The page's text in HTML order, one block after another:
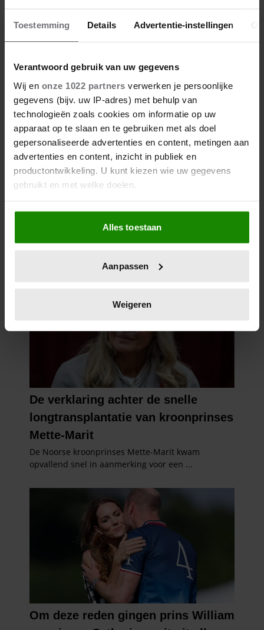
Toestemming Details Advertentie-instellingen
Verantwoord gebruik van uw gegevens
Wij en onze 1022 partners verwerken je persoonlijke
gegevens (bijv. uw IP-adres) met behulp van
technologieën zoals cookies om informatie op uw
apparaat op te slaan en te gebruiken met als doel
gepersonaliseerde advertenties en content, metingen aan
advertenties en content, inzicht in publiek en
productontwikkeling. U kunt kiezen wie uw gegevens
gebruikt en met welke doelen.
Als u het toestaat, willen we ook graag:
Informatie verzamelen over uw geografische
locatie, die tot een paar meter nauwkeurig kan zijn
scannen op specifieke eigenschappen (fingerprinting)
verwerkt en stel uw voorkeuren in het
intrekken in de Cookieverklaring.
We gebruiken cookies om content en advertenties te
personaliseren, om functies voor social media te bieden
en om ons websiteverkeer te analyseren. Ook delen we
informatie over uw gebruik van onze site met onze
partners voor social media, adverteren en analyse. Deze
partners kunnen deze gegevens combineren met andere
verzameld op basis van uw gebruik van hun services. U
gaat akkoord met onze cookies als u onze website blijft
gebruiken.
Alles toestaan
Aanpassen
Weigeren